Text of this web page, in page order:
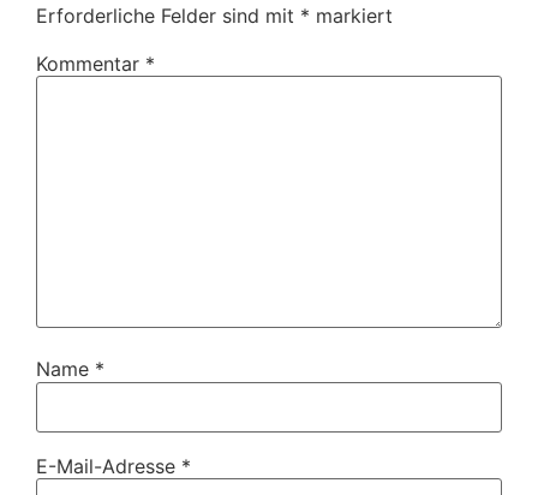
Erforderliche Felder sind mit * markiert
Kommentar *
Name *
E-Mail-Adresse *